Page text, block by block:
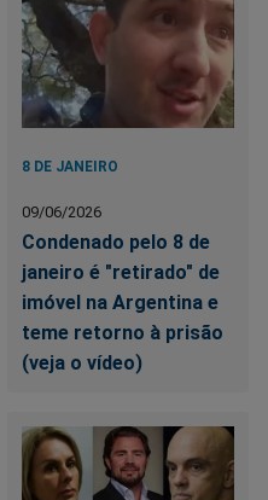
8 DE JANEIRO
09/06/2026
Condenado pelo 8 de
janeiro é "retirado" de
imóvel na Argentina e
teme retorno à prisão
(veja o vídeo)